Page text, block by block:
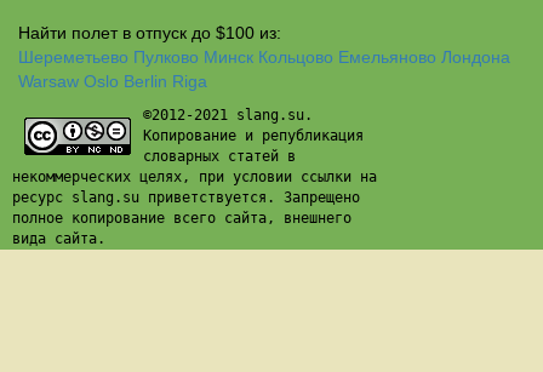
Найти полет в отпуск до $100 из:
Шереметьево Пулково Минск Кольцово Емельяново Лондона
Warsaw Oslo Berlin Riga
©2012-2021 slang.su.
Копирование и републикация
словарных статей в
некоммерческих целях, при условии ссылки на
ресурс slang.su приветствуется. Запрещено
полное копирование всего сайта, внешнего
вида сайта.